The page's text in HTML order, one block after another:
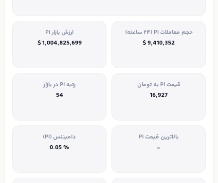
حجم معاملات Pi (۲۴ ساعته)
$ 9,410,352
ارزش بازار Pi
$ 1,004,825,699
قیمت Pi به تومان
16,927
رتبه PI در بازار
54
بالاترین قیمت PI
-
دامیننس (PI)
% 0.05